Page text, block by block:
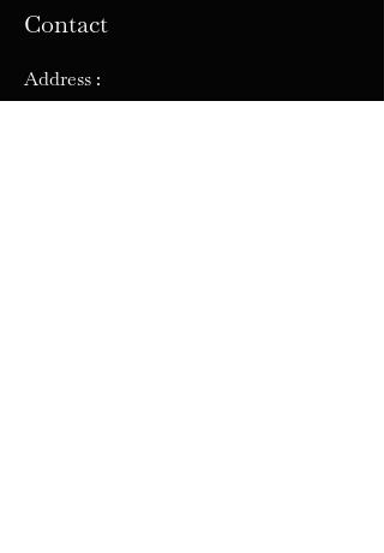
Contact
Address :
32 avenue de Pézenas, 34120 Castelnau